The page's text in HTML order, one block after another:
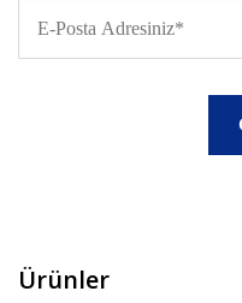
Ürünler